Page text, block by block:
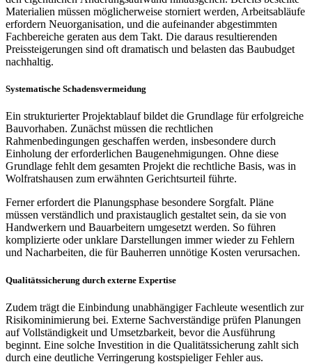
Materialien müssen möglicherweise storniert werden, Arbeitsabläufe
erfordern Neuorganisation, und die aufeinander abgestimmten
Fachbereiche geraten aus dem Takt. Die daraus resultierenden
Preissteigerungen sind oft dramatisch und belasten das Baubudget
nachhaltig.
Systematische Schadensvermeidung
Ein strukturierter Projektablauf bildet die Grundlage für erfolgreiche
Bauvorhaben. Zunächst müssen die rechtlichen
Rahmenbedingungen geschaffen werden, insbesondere durch
Einholung der erforderlichen Baugenehmigungen. Ohne diese
Grundlage fehlt dem gesamten Projekt die rechtliche Basis, was in
Wolfratshausen zum erwähnten Gerichtsurteil führte.
Ferner erfordert die Planungsphase besondere Sorgfalt. Pläne
müssen verständlich und praxistauglich gestaltet sein, da sie von
Handwerkern und Bauarbeitern umgesetzt werden. So führen
komplizierte oder unklare Darstellungen immer wieder zu Fehlern
und Nacharbeiten, die für Bauherren unnötige Kosten verursachen.
Qualitätssicherung durch externe Expertise
Zudem trägt die Einbindung unabhängiger Fachleute wesentlich zur
Risikominimierung bei. Externe Sachverständige prüfen Planungen
auf Vollständigkeit und Umsetzbarkeit, bevor die Ausführung
beginnt. Eine solche Investition in die Qualitätssicherung zahlt sich
durch eine deutliche Verringerung kostspieliger Fehler aus.